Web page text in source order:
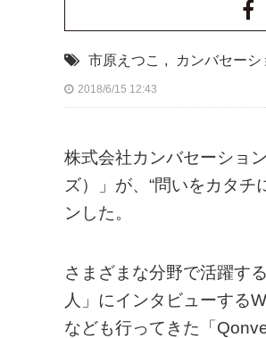
市原えつこ , カンバセーシ
2018/6/15 12:43
株式会社カンバセーショ
ズ）」が、“問いをカタ
ンした。
さまざまな分野で活躍す
⼈」にインタビューする
なども⾏ってきた「